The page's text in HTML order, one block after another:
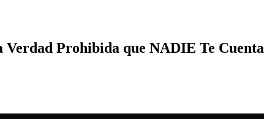
Prohibida que NADIE Te Cuenta